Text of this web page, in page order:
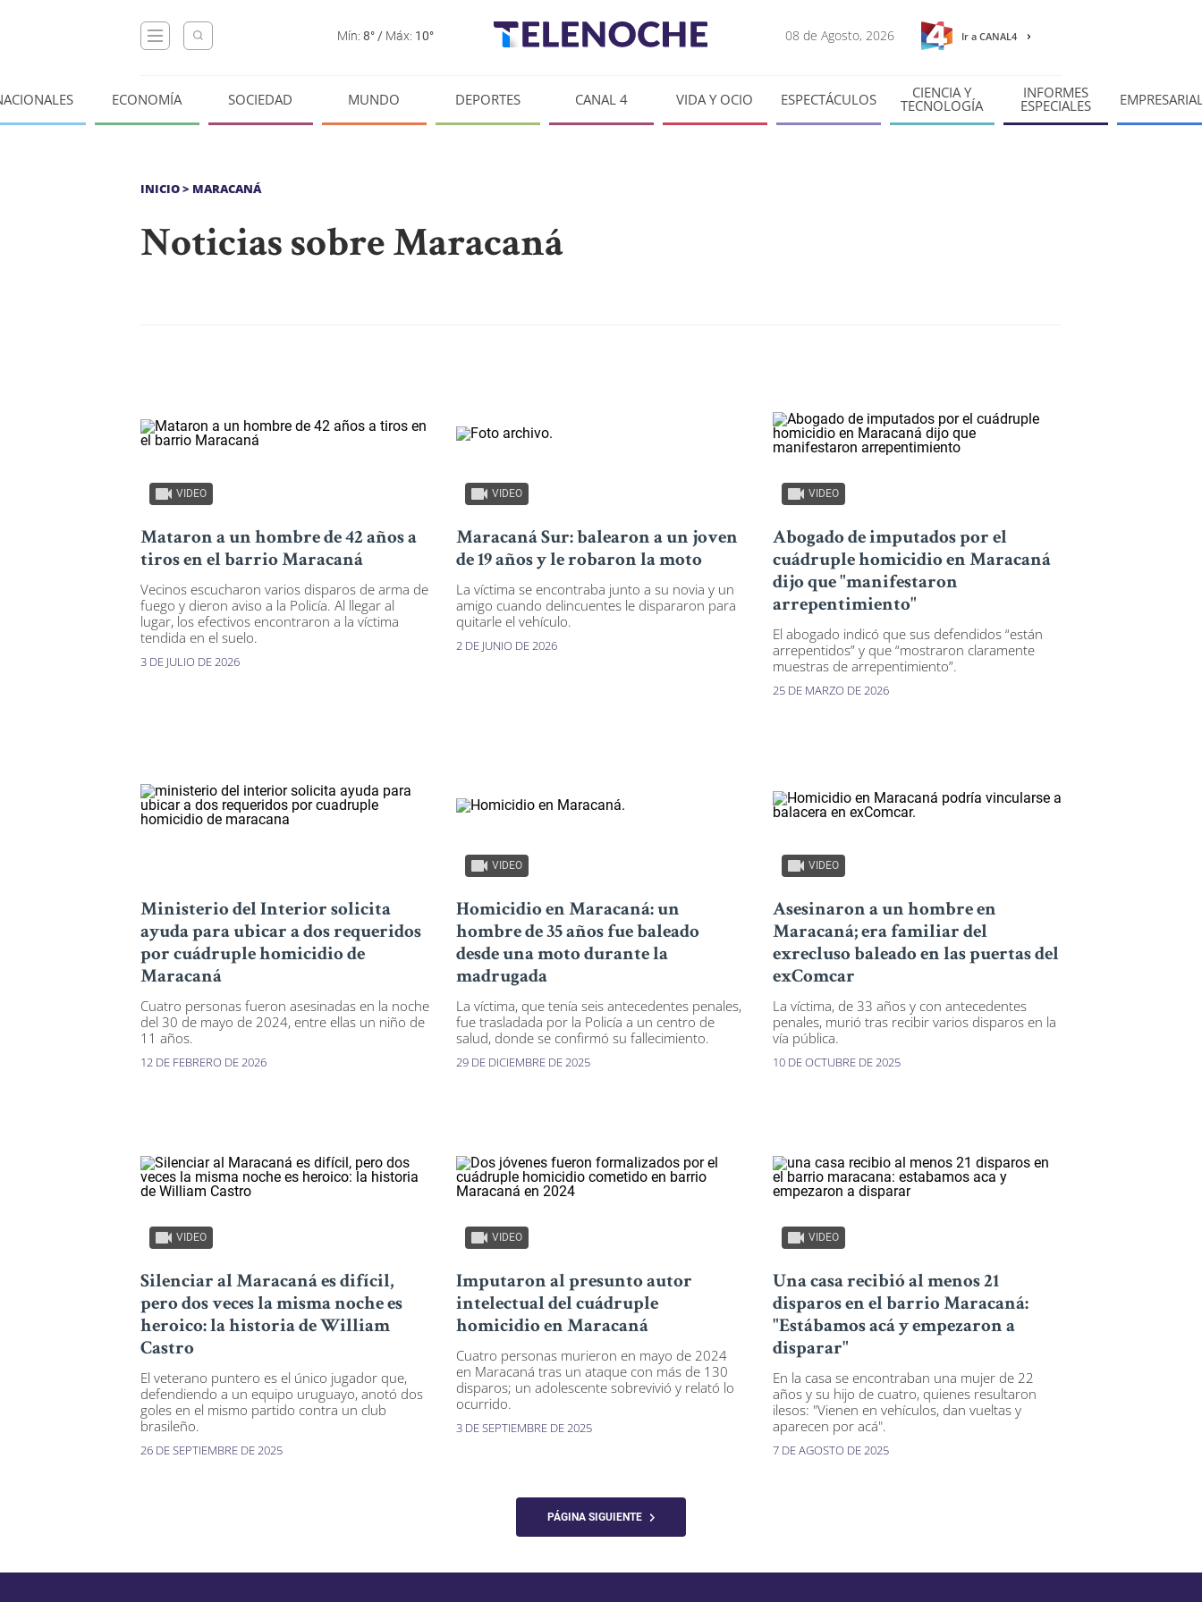
Mín: 8° / Máx: 10° 08 de Agosto, 2026 Ir a CANAL4
ECONOMÍA SOCIEDAD MUNDO DEPORTES CANAL 4 VIDA Y OCIO ESPECTÁCULOS CIENCIA Y
TECNOLOGÍA
INFORMES
ESPECIALES
INICIO> MARACANÁ
Noticias sobre Maracaná
VIDEO
Mataron a un hombre de 42 años a
tiros en el barrio Maracaná
Vecinos escucharon varios disparos de arma de
fuego y dieron aviso a la Policía. Al llegar al
lugar, los efectivos encontraron a la víctima
tendida en el suelo.
3 DE JULIO DE 2026
VIDEO
Maracaná Sur: balearon a un joven
de 19 años y le robaron la moto
La víctima se encontraba junto a su novia y un
amigo cuando delincuentes le dispararon para
quitarle el vehículo.
2 DE JUNIO DE 2026
VIDEO
Abogado de imputados por el
cuádruple homicidio en Maracaná
dijo que "manifestaron
arrepentimiento"
El abogado indicó que sus defendidos “están
arrepentidos” y que “mostraron claramente
muestras de arrepentimiento”.
25 DE MARZO DE 2026
Ministerio del Interior solicita
ayuda para ubicar a dos requeridos
por cuádruple homicidio de
Maracaná
Cuatro personas fueron asesinadas en la noche
del 30 de mayo de 2024, entre ellas un niño de
11 años.
12 DE FEBRERO DE 2026
VIDEO
Homicidio en Maracaná: un
hombre de 35 años fue baleado
desde una moto durante la
madrugada
La víctima, que tenía seis antecedentes penales,
fue trasladada por la Policía a un centro de
salud, donde se confirmó su fallecimiento.
29 DE DICIEMBRE DE 2025
VIDEO
Asesinaron a un hombre en
Maracaná; era familiar del
exrecluso baleado en las puertas del
exComcar
La víctima, de 33 años y con antecedentes
penales, murió tras recibir varios disparos en la
vía pública.
10 DE OCTUBRE DE 2025
VIDEO
Silenciar al Maracaná es difícil,
pero dos veces la misma noche es
heroico: la historia de William
Castro
El veterano puntero es el único jugador que,
defendiendo a un equipo uruguayo, anotó dos
goles en el mismo partido contra un club
brasileño.
26 DE SEPTIEMBRE DE 2025
VIDEO
Imputaron al presunto autor
intelectual del cuádruple
homicidio en Maracaná
Cuatro personas murieron en mayo de 2024
en Maracaná tras un ataque con más de 130
disparos; un adolescente sobrevivió y relató lo
ocurrido.
3 DE SEPTIEMBRE DE 2025
VIDEO
Una casa recibió al menos 21
disparos en el barrio Maracaná:
"Estábamos acá y empezaron a
disparar"
En la casa se encontraban una mujer de 22
años y su hijo de cuatro, quienes resultaron
ilesos: "Vienen en vehículos, dan vueltas y
aparecen por acá".
7 DE AGOSTO DE 2025
PÁGINA SIGUIENTE